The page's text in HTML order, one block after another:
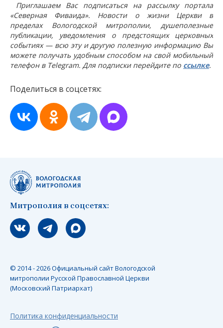
Приглашаем Вас подписаться на рассылку портала
«Северная Фиваида». Новости о жизни Церкви в
пределах Вологодской митрополии, душеполезные
публикации, уведомления о предстоящих церковных
событиях — всю эту и другую полезную информацию Вы
можете получать удобным способом на свой мобильный
телефон в Telegram. Для подписки перейдите по ссылке.
Поделиться в соцсетях:
Митрополия в соцсетях:
Мы вконтакте
Мы в telegram
Мы в Макс
© 2014 - 2026 Официальный сайт Вологодской
митрополии Русской Православной Церкви
(Московский Патриархат)
Политика конфиденциальности